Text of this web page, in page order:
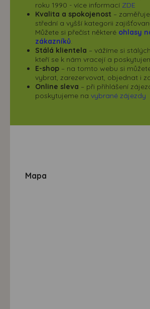
roku 1990 - více informací ZDE
Kvalita a spokojenost –
střední a vyšší kategorii
Můžete si přečíst některé ohlasy
zákazníků.
Stálá klientela – vážíme si
kteří se k nám vracejí a
E-shop – na tomto webu si
vybrat, zarezervovat, objednat i
Online sleva – při přihlášení
poskytujeme na vybrané zájezdy
Mapa